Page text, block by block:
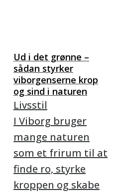
Ud i det grønne –
sådan styrker
viborgenserne krop
og sind i naturen
Livsstil
I Viborg bruger
mange naturen
som et frirum til at
finde ro, styrke
kroppen og skabe